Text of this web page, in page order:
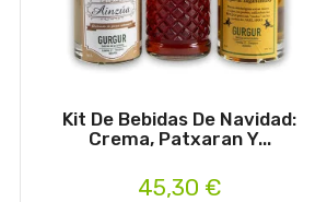
Kit De Bebidas De Navidad:
Crema, Patxaran Y...
45,30 €